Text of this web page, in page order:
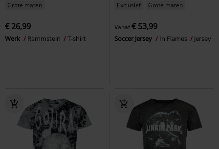
Grote maten
€ 26,99
Werk Rammstein T-shirt
Exclusief Grote maten
Vanaf€ 53,99
Soccer Jersey In Flames Jersey